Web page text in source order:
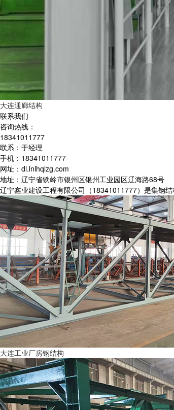
大连通廊结构
联系我们
咨询热线：
18341011777
联系：于经理
手机：18341011777
网址：dl.lnlhqlzg.com
地址：辽宁省铁岭市银州区银州工业园区辽海路68号
辽宁鑫业建设工程有限公司（18341011777）是集钢
大连工业厂房钢结构